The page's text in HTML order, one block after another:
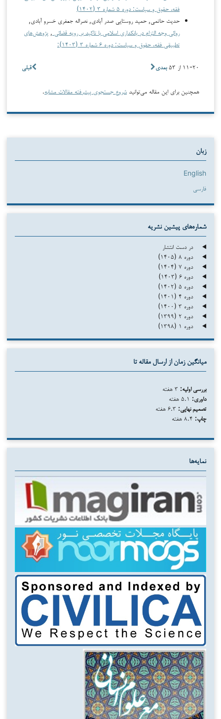
فقه، حقوق و سیاست: دوره ۵ شماره ۳ (۱۴۰۲)
حدیث حاتمی, حمید روستایی صدر آبادی, نصراله جعفری خسرو آبادی,
روائی وجه التزام در بانکداری اسلامی با تاکید بر رویه قضائی , پژوهش‌های
تطبیقی فقه، حقوق و سیاست: دوره ۶ شماره ۳ (۱۴۰۳):
قبلی ۱۱-۲۰ از ۵۳ بعدی
همچنین برای این مقاله می‌توانید شروع جستجوی پیشرفته مقالات مشابه.
زبان
English
فارسی
شماره‌های پیشین نشریه
در دست انتشار
دوره ۸ (۱۴۰۵)
دوره ۷ (۱۴۰۴)
دوره ۶ (۱۴۰۳)
دوره ۵ (۱۴۰۲)
دوره ۴ (۱۴۰۱)
دوره ۳ (۱۴۰۰)
دوره ۲ (۱۳۹۹)
دوره ۱ (۱۳۹۸)
میانگین زمان از ارسال مقاله تا
بررسی اولیه:
داوری:
تصمیم نهایی:
چاپ:
نمایه‌ها